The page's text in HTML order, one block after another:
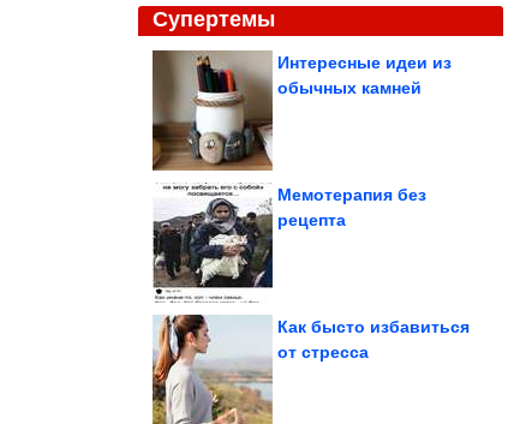
Супертемы
Колокольчиковый лес в
Интересные идеи из
обычных камней
ДТП. Подборка на
Мемотерапия без
рецепта
Как бысто избавиться
от стресса